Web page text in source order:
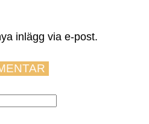
inlägg via e-post.